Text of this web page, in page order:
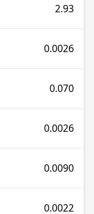
2.93
0.0026
0.070
0.0026
0.0090
0.0022